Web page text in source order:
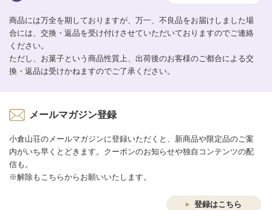
商品には万全を期しておりますが、万一、不良品をお届けしました場
合には、交換・返品を受け付けさせていただいておりますのでご連絡
ください。
ただし、お菓子という商品性質上、出荷後のお客様のご都合による交
換・返品は受けかねますのでご了承ください。
メールマガジン登録
小倉山荘のメールマガジンに登録いただくと、新商品や限定品のご案
内がいち早くとどきます。クーポンのお知らせや独自コンテンツの配
信も。
※解除もこちらからお願いいたします。
登録はこちら